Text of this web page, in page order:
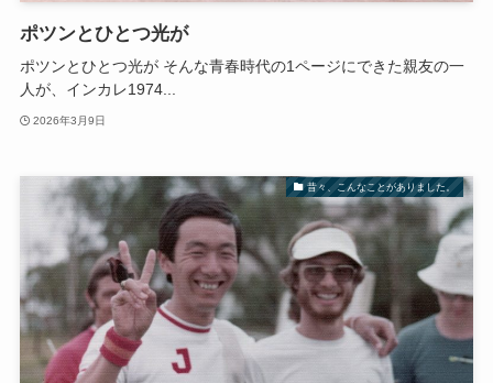
ポツンとひとつ光が
ポツンとひとつ光が そんな青春時代の1ページにできた親友の一
人が、インカレ1974...
2026年3月9日
昔々、こんなことがありました。